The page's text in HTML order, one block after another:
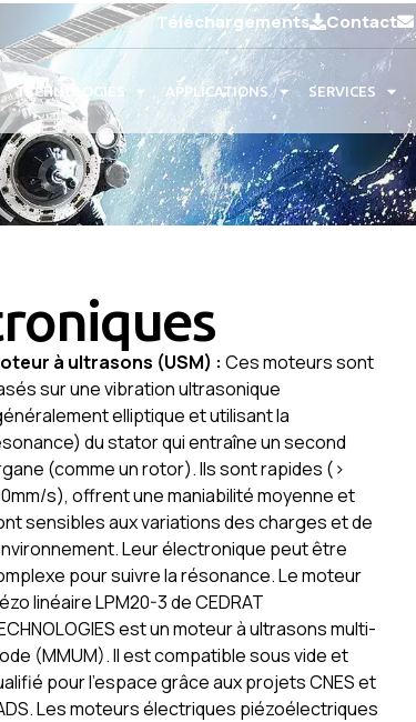
Téléchargements Contact
TECHNOLOGIES APPLICATIONS SERVICES
à ultrasons (USM) :Ces moteurs sont
sur une vibration ultrasonique
elliptique et utilisant la
du stator qui entraîne un second
(comme un rotor). Ils sont rapides (>
s), offrent une maniabilité moyenne et
sensibles aux variations des charges et de
Leur électronique peut être
pour suivre la résonance. Le moteur
linéaire LPM20-3 de CEDRAT
est un moteur à ultrasons multi-
(MMUM). Il est compatible sous vide et
pour l’espace grâce aux projets CNES et
Les moteurs électriques piézoélectriques